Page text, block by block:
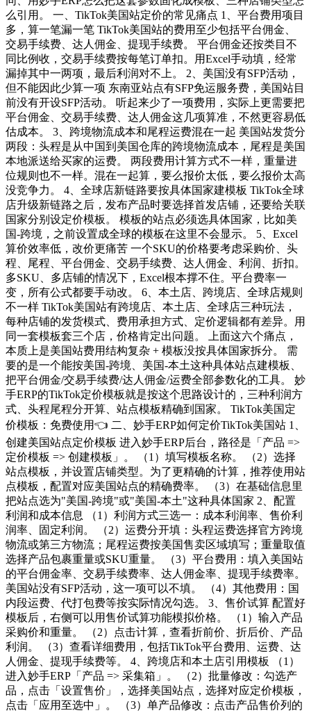
么引用。 一、TikTok美国站定价的常见痛点 1、平台费用项目
多，算一笔漏一笔 TikTok美国站的费用至少包括平台佣金、
交易手续费、达人佣金、提现手续费。 平台佣金还按类目不
同比例收，交易手续费按每笔订单扣。用Excel手动填，经常
漏掉其中一两项，最后利润对不上。 2、美国没有SFP活动，
但不能因此少算一项 东南亚站点有SFP免运服务费，美国站目
前没有开设SFP活动。 听起来少了一项费用，实际上更需要把
平台佣金、交易手续费、达人佣金这几项算准，不然更容易低
估成本。 3、跨境物流成本和尾程运费混在一起 美国站发货分
两段：头程是从中国到美国仓库的跨境物流成本，尾程是美国
本地派送给买家的运费。 两段费用计算方式不一样，重量进
位规则也不一样。混在一起算，要么报价太低，要么报价太高
没竞争力。 4、全球店新链路要按具体国家建模板 TikTok全球
店升级新链路之后，发布产品时要选择首发店铺，还要给关联
国家分别设定价模板。 模板的站点必须选具体国家，比如美
国-跨境，之前设置成全球的模板在这里不会显示。 5、Excel
算价效率低，改价更痛苦 一个SKU的价格要考虑采购价、头
程、尾程、平台佣金、交易手续费、达人佣金、利润、折扣。
多SKU、多店铺的情况下，Excel根本撑不住。平台费率一
变，所有公式都要手动改。 6、本土店、跨境店、全球店规则
不一样 TikTok美国站有跨境店、本土店、全球店三种玩法，
每种店铺的发货模式、费用承担方式、定价逻辑都有差异。用
同一套模板套三个店，价格肯定出问题。 上面这六个痛点，
本质上是美国站费用结构复杂 + 模板没按具体国家拆分。 需
要的是一个能按美国-跨境、美国-本土这种具体站点建模板、
把平台佣金/交易手续费/达人佣金/运费全部参数化的工具。 妙
手ERP的TikTok定价模板就是按这个思路设计的，三种利润方
式、头程尾程分开算、站点模板精确到国家。 TikTok美国定
价模板：免费使用👈 二、妙手ERP如何定价TikTok美国站 1、
创建美国站点定价模板 进入妙手ERP后台，路径是「产品 =>
定价模板 => 创建模板」。 （1）填写模板名称。 （2）选择
站点模板，并设置店铺类型。为了更精确的计算，推荐使用站
点模板，配置对应美国站点的精确费率。 （3）在基础信息里
把站点选为"美国-跨境"或"美国-本土"这种具体国家 2、配置
利润和成本信息 （1）利润方式三选一：成本利润率、售价利
润率、固定利润。 （2）运费分开填：头程运费选择官方跨境
物流或第三方物流；尾程运费按美国售卖区域填写；重量取值
选择产品包裹重量或SKU重量。 （3）平台费用：填入美国站
的平台佣金率、交易手续费率、达人佣金率、提现手续费率。
美国站没有SFP活动，这一项可以不填。 （4）其他费用：国
内段运费、代打包费等按实际情况勾选。 3、售价试算 配置好
模板后，右侧可以用售价试算功能模拟价格。 （1）输入产品
采购价和重量。 （2）点击计算，查看折前价、折后价、产品
利润。 （3）查看详细费用，包括TikTok平台费用、运费、达
人佣金、提现手续费等。 4、跨境店和本土店引用模板 （1）
进入妙手ERP「产品 => 采集箱」。 （2）批量修改：勾选产
品，点击「设置售价」，选择美国站点，选择对应定价模板，
点击「应用至选中」。 （3）单产品修改：点击产品售价列的